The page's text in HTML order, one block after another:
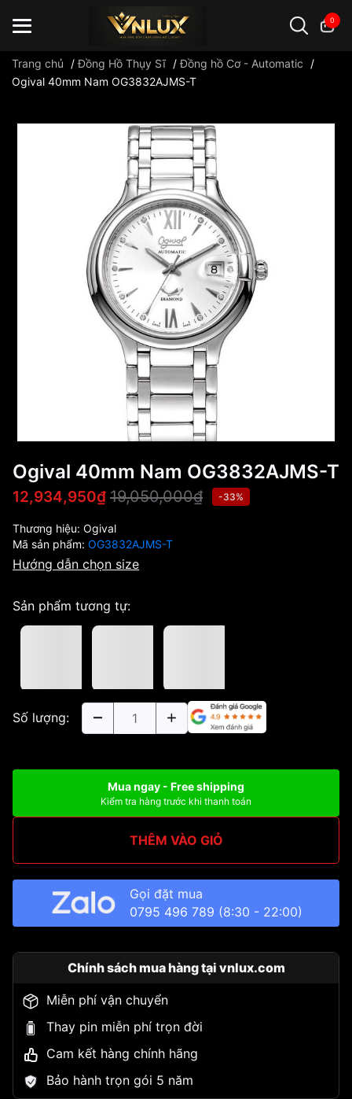
0
Trang chủ /Đồng Hồ Thụy Sĩ /Đồng hồ Cơ - Automatic
/
Ogival 40mm Nam OG3832AJMS-T
Ogival 40mm Nam OG3832AJMS-T
12,934,950₫ 19,050,000₫ -33%
Thương hiệu: Ogival
Mã sản phẩm: OG3832AJMS-T
Hướng dẫn chọn size
Sản phẩm tương tự:
Số lượng:
Mua ngay - Free shipping
Kiểm tra hàng trước khi thanh toán
THÊM VÀO GIỎ
Gọi đặt mua
0795 496 789 (8:30 - 22:00)
Chính sách mua hàng tại vnlux.com
Miễn phí vận chuyển
Thay pin miễn phí trọn đời
Cam kết hàng chính hãng
Bảo hành trọn gói 5 năm